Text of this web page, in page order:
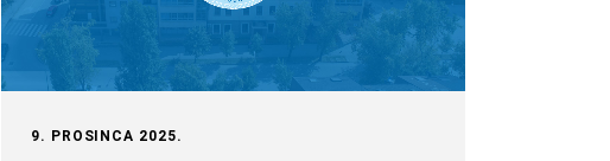
9. PROSINCA 2025.